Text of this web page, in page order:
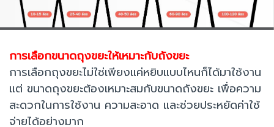
การเลือกขนาดถุงขยะให้เหมาะกับถังขยะ
การเลือกถุงขยะไม่ใช่เพียงแค่หยิบแบบไหนก็ได้มาใช้งาน
แต่ ขนาดถุงขยะต้องเหมาะสมกับขนาดถังขยะ เพื่อความ
สะดวกในการใช้งาน ความสะอาด และช่วยประหยัดค่าใช้
จ่ายได้อย่างมาก